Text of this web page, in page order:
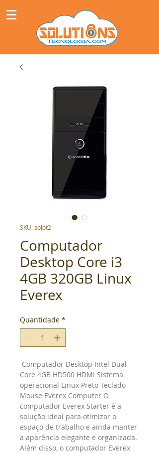
SKU: solot2
Computador
Desktop Core i3
4GB 320GB Linux
Everex
Quantidade *
Computador Desktop Intel Dual
Core 4GB HD500 HDMI Sistema
operacional Linux Preto Teclado
Mouse Everex Computer O
computador Everex Starter é a
solução ideal para otimizar o
espaço de trabalho e ainda manter
a aparência elegante e organizada.
Além disso, o computador Everex